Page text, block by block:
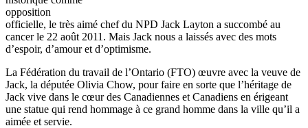
opposition
officielle, le très aimé chef du NPD Jack Layton a succombé au
cancer le 22 août 2011. Mais Jack nous a laissés avec des mots
d’espoir, d’amouret d’optimisme.
La Fédération du travail de l’Ontario (FTO) œuvre avec la veuve de
Jack, la députée Olivia Chow, pour faire en sorte que l’héritage de
Jack vive dans le cœurdes Canadiennes et Canadiens en érigeant
une statue qui rend hommage à ce grand homme dans la ville qu’il a
aimée et servie.